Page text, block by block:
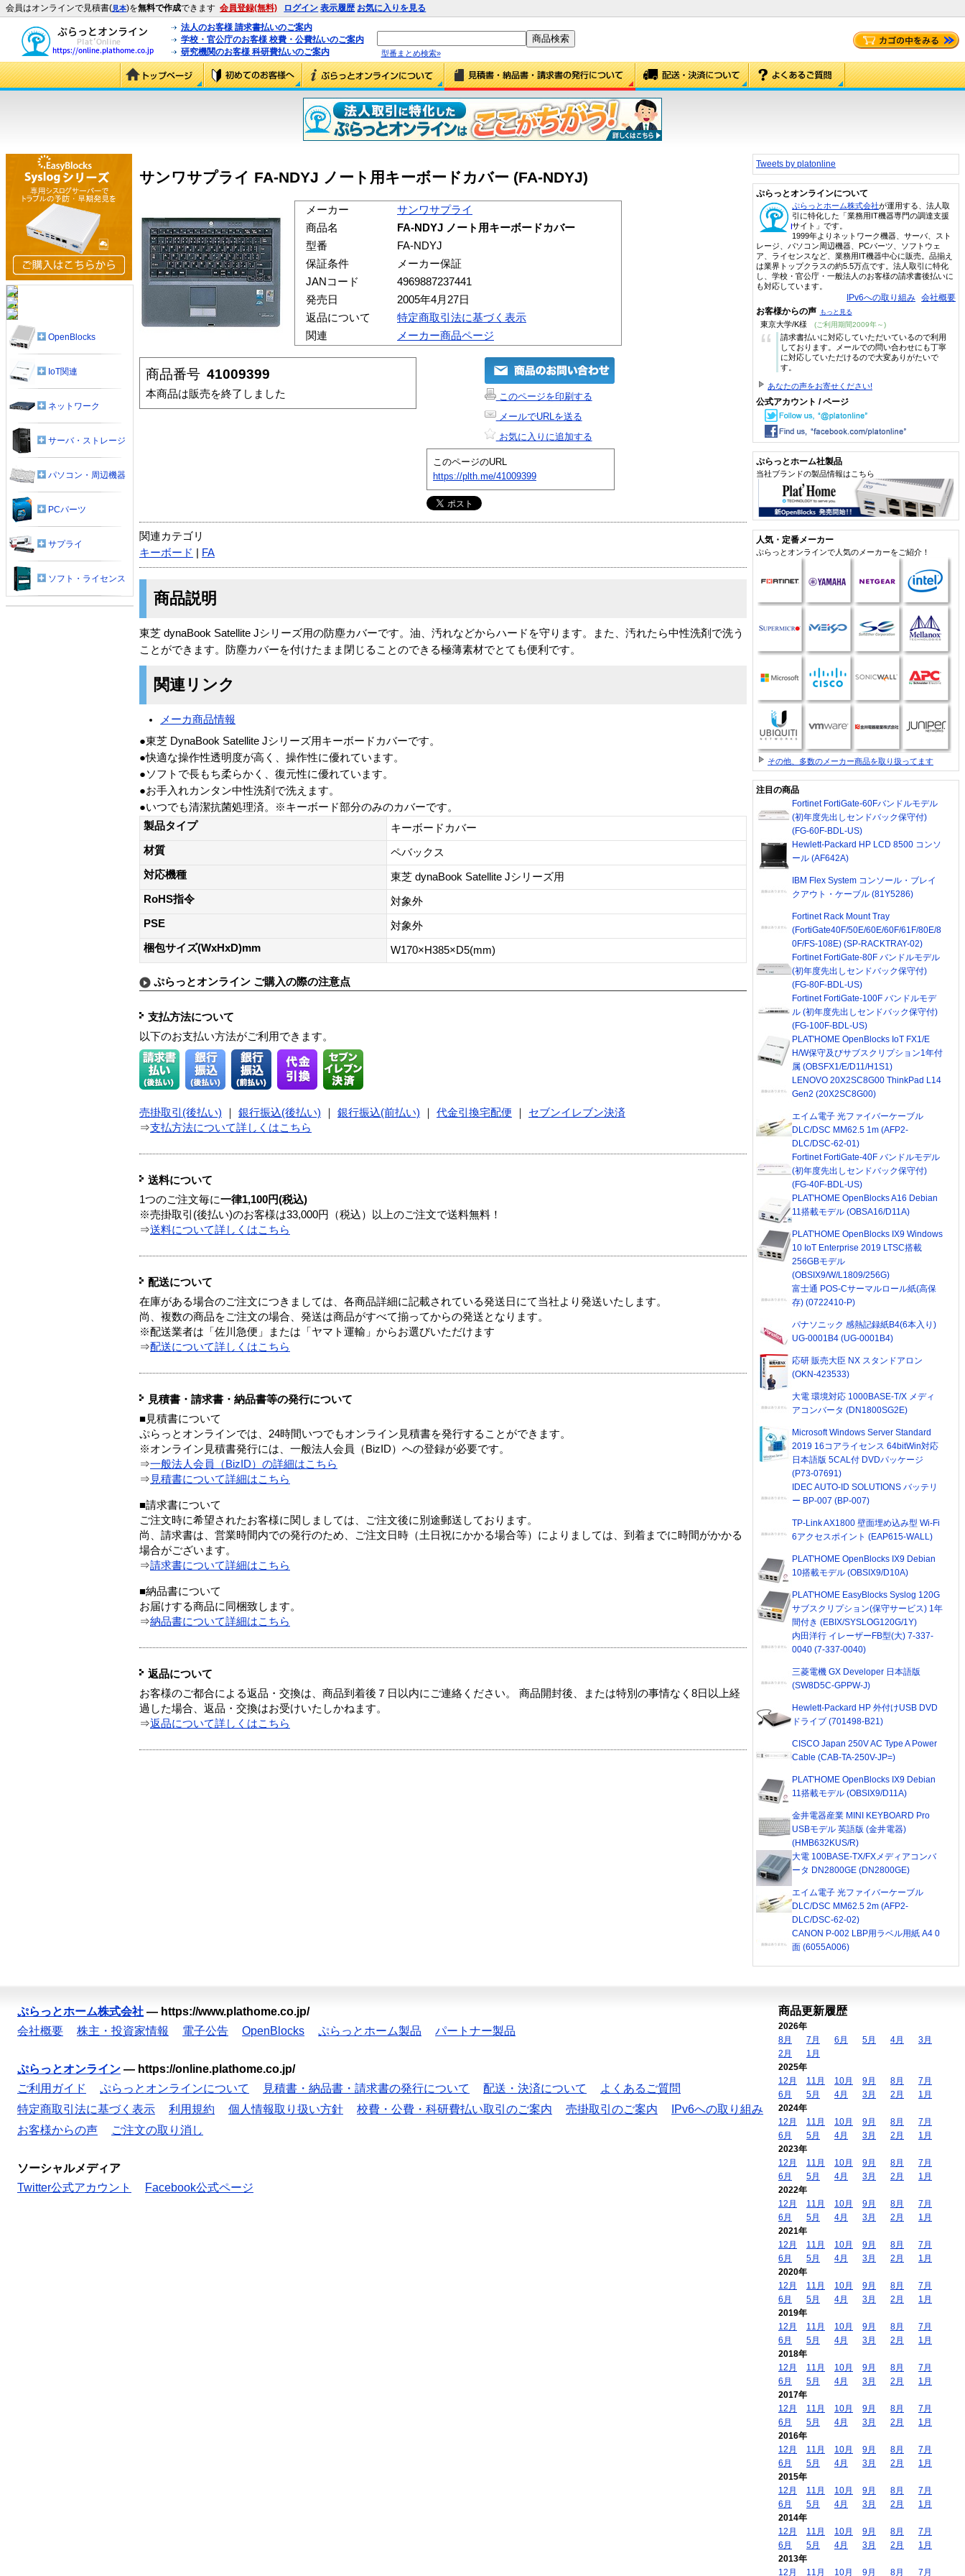
会員はオンラインで見積書(見本)を無料で作成できます 会員登録(無料) ログイン 表示履歴 お気に入りを見る
法人のお客様 請求書払いのご案内
学校・官公庁のお客様 校費・公費払いのご案内
研究機関のお客様 科研費払いのご案内
型番まとめ検索»
サンワサプライ FA-NDYJ ノート用キーボードカバー (FA-NDYJ)
メーカー
サンワサプライ
商品名
FA-NDYJ ノート用キーボードカバー
型番
FA-NDYJ
保証条件
メーカー保証
JANコード
4969887237441
発売日
2005年4月27日
返品について
特定商取引法に基づく表示
関連
メーカー商品ページ
商品番号 41009399
本商品は販売を終了しました
このページを印刷する
メールでURLを送る
お気に入りに追加する
このページのURL
https://plth.me/41009399
関連カテゴリ
キーボード
FA
商品説明
東芝 dynaBook Satellite Jシリーズ用の防塵カバーです。油、汚れなどからハードを守ります。また、汚れたら中性洗剤で洗う
ことができます。防塵カバーを付けたまま閉じることのできる極薄素材でとても便利です。
関連リンク
メーカ商品情報
●東芝 DynaBook Satellite Jシリーズ用キーボードカバーです。
●快適な操作性透明度が高く、操作性に優れています。
●ソフトで長もち柔らかく、復元性に優れています。
●お手入れカンタン中性洗剤で洗えます。
●いつでも清潔抗菌処理済。※キーボード部分のみのカバーです。
製品タイプ
キーボードカバー
材質
ペバックス
対応機種
東芝 dynaBook Satellite Jシリーズ用
RoHS指令
対象外
PSE
対象外
梱包サイズ(WxHxD)mm
W170×H385×D5(mm)
ぷらっとオンライン ご購入の際の注意点
支払方法について
以下のお支払い方法がご利用できます。
売掛取引(後払い) ｜ 銀行振込(後払い) ｜ 銀行振込(前払い) ｜ 代金引換宅配便 ｜ セブンイレブン決済
⇒支払方法について詳しくはこちら
送料について
1つのご注文毎に一律1,100円(税込)
※売掛取引(後払い)のお客様は33,000円（税込）以上のご注文で送料無料！
⇒送料について詳しくはこちら
配送について
在庫がある場合のご注文につきましては、各商品詳細に記載されている発送日にて当社より発送いたします。
尚、複数の商品をご注文の場合、発送は商品がすべて揃ってからの発送となります。
※配送業者は「佐川急便」または「ヤマト運輸」からお選びいただけます
⇒配送について詳しくはこちら
見積書・請求書・納品書等の発行について
■見積書について
ぷらっとオンラインでは、24時間いつでもオンライン見積書を発行することができます。
※オンライン見積書発行には、一般法人会員（BizID）への登録が必要です。
⇒一般法人会員（BizID）の詳細はこちら
⇒ 見積書について詳細はこちら
■請求書について
ご注文時に希望されたお客様に関しましては、ご注文後に別途郵送しております。
尚、請求書は、営業時間内での発行のため、ご注文日時（土日祝にかかる場合等）によりましては、到着までに時間がかかる
場合がございます。
⇒請求書について詳細はこちら
■納品書について
お届けする商品に同梱致します。
⇒納品書について詳細はこちら
返品について
お客様のご都合による返品・交換は、商品到着後７日以内にご連絡ください。 商品開封後、または特別の事情なく8日以上経
過した場合、返品・交換はお受けいたしかねます。
⇒返品について詳しくはこちら
OpenBlocks
IoT関連
ネットワーク
サーバ・ストレージ
パソコン・周辺機器
PCパーツ
サプライ
ソフト・ライセンス
Tweets by platonline
ぷらっとオンラインについて
ぷらっとホーム株式会社が運用する、法人取
引に特化した「業務用IT機器専門の調達支援
サイト」です。
1999年よりネットワーク機器、サーバ、スト
レージ、パソコン周辺機器、PCパーツ、ソフトウェ
ア、ライセンスなど、業務用IT機器中心に販売。品揃え
は業界トップクラスの約5.5万点です。法人取引に特化
し、学校・官公庁・一般法人のお客様の請求書後払いに
も対応しています。
IPv6への取り組み 会社概要
お客様からの声 もっと見る
東京大学/K様 (ご利用期間2009年～)
“
請求書払いに対応していただいているので利用
しております。メールでの問い合わせにも丁寧
に対応していただけるので大変ありがたいで
す。
あなたの声をお寄せください!
公式アカウント / ページ
ぷらっとホーム社製品
当社ブランドの製品情報はこちら
人気・定番メーカー
ぷらっとオンラインで人気のメーカーをご紹介！
その他、多数のメーカー商品を取り扱ってます
注目の商品
Fortinet FortiGate-60Fバンドルモデル
(初年度先出しセンドバック保守付)
(FG-60F-BDL-US)
Hewlett-Packard HP LCD 8500 コンソ
ール (AF642A)
IBM Flex System コンソール・ブレイ
クアウト・ケーブル (81Y5286)
Fortinet Rack Mount Tray
(FortiGate40F/50E/60E/60F/61F/80E/8
0F/FS-108E) (SP-RACKTRAY-02)
Fortinet FortiGate-80F バンドルモデル
(初年度先出しセンドバック保守付)
(FG-80F-BDL-US)
Fortinet FortiGate-100F バンドルモデ
ル (初年度先出しセンドバック保守付)
(FG-100F-BDL-US)
PLAT'HOME OpenBlocks IoT FX1/E
H/W保守及びサブスクリプション1年付
属 (OBSFX1/E/D11/H1S1)
LENOVO 20X2SC8G00 ThinkPad L14
Gen2 (20X2SC8G00)
エイム電子 光ファイバーケーブル
DLC/DSC MM62.5 1m (AFP2-
DLC/DSC-62-01)
Fortinet FortiGate-40F バンドルモデル
(初年度先出しセンドバック保守付)
(FG-40F-BDL-US)
PLAT'HOME OpenBlocks A16 Debian
11搭載モデル (OBSA16/D11A)
PLAT'HOME OpenBlocks IX9 Windows
10 IoT Enterprise 2019 LTSC搭載
256GBモデル
(OBSIX9/W/L1809/256G)
富士通 POS-Cサーマルロール紙(高保
存) (0722410-P)
パナソニック 感熱記録紙B4(6本入り)
UG-0001B4 (UG-0001B4)
応研 販売大臣 NX スタンドアロン
(OKN-423533)
大電 環境対応 1000BASE-T/X メディ
アコンバータ (DN1800SG2E)
Microsoft Windows Server Standard
2019 16コアライセンス 64bitWin対応
日本語版 5CAL付 DVDパッケージ
(P73-07691)
IDEC AUTO-ID SOLUTIONS バッテリ
ー BP-007 (BP-007)
TP-Link AX1800 壁面埋め込み型 Wi-Fi
6アクセスポイント (EAP615-WALL)
PLAT'HOME OpenBlocks IX9 Debian
10搭載モデル (OBSIX9/D10A)
PLAT'HOME EasyBlocks Syslog 120G
サブスクリプション(保守サービス) 1年
間付き (EBIX/SYSLOG120G/1Y)
内田洋行 イレーザーFB型(大) 7-337-
0040 (7-337-0040)
三菱電機 GX Developer 日本語版
(SW8D5C-GPPW-J)
Hewlett-Packard HP 外付けUSB DVD
ドライブ (701498-B21)
CISCO Japan 250V AC Type A Power
Cable (CAB-TA-250V-JP=)
PLAT'HOME OpenBlocks IX9 Debian
11搭載モデル (OBSIX9/D11A)
金井電器産業 MINI KEYBOARD Pro
USBモデル 英語版 (金井電器)
(HMB632KUS/R)
大電 100BASE-TX/FXメディアコンバ
ータ DN2800GE (DN2800GE)
エイム電子 光ファイバーケーブル
DLC/DSC MM62.5 2m (AFP2-
DLC/DSC-62-02)
CANON P-002 LBP用ラベル用紙 A4 0
面 (6055A006)
ぷらっとホーム株式会社 — https://www.plathome.co.jp/
会社概要
株主・投資家情報 電子公告 OpenBlocks ぷらっとホーム製品 パートナー製品
ぷらっとオンライン — https://online.plathome.co.jp/
ご利用ガイド
ぷらっとオンラインについて 見積書・納品書・請求書の発行について 配送・決済について
よくあるご質問
特定商取引法に基づく表示
利用規約 個人情報取り扱い方針 校費・公費・科研費払い取引のご案内 売掛取引のご案内
IPv6への取り組み
お客様からの声
ご注文の取り消し
ソーシャルメディア
Twitter公式アカウント
Facebook公式ページ
商品更新履歴
2026年
8月
7月 6月 5月 4月
3月
2月
1月
2025年
12月
11月 10月 9月 8月
7月
6月
5月 4月 3月 2月
1月
2024年
12月
11月 10月 9月 8月
7月
6月
5月 4月 3月 2月
1月
2023年
12月
11月 10月 9月 8月
7月
6月
5月 4月 3月 2月
1月
2022年
12月
11月 10月 9月 8月
7月
6月
5月 4月 3月 2月
1月
2021年
12月
11月 10月 9月 8月
7月
6月
5月 4月 3月 2月
1月
2020年
12月
11月 10月 9月 8月
7月
6月
5月 4月 3月 2月
1月
2019年
12月
11月 10月 9月 8月
7月
6月
5月 4月 3月 2月
1月
2018年
12月
11月 10月 9月 8月
7月
6月
5月 4月 3月 2月
1月
2017年
12月
11月 10月 9月 8月
7月
6月
5月 4月 3月 2月
1月
2016年
12月
11月 10月 9月 8月
7月
6月
5月 4月 3月 2月
1月
2015年
12月
11月 10月 9月 8月
7月
6月
5月 4月 3月 2月
1月
2014年
12月
11月 10月 9月 8月
7月
6月
5月 4月 3月 2月
1月
2013年
12月
11月 10月 9月 8月 7月